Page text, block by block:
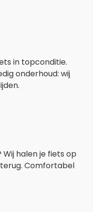
in topconditie.
onderhoud: wij
halen je fiets op
Comfortabel